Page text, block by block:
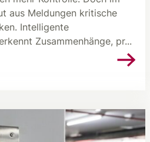
aus Meldungen kritische
Intelligente
Zusammenhänge, pr...